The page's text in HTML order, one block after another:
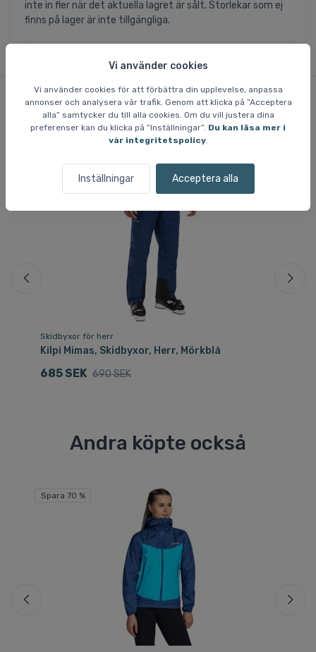
Vi använder cookies
Vi använder cookies för att förbättra din upplevelse, anpassa
annonser och analysera vår trafik. Genom att klicka på ”Acceptera
alla” samtycker du till alla cookies. Om du vill justera dina
preferenser kan du klicka på ”Inställningar”. Du kan läsa mer i
vår integritetspolicy.
Inställningar Acceptera alla
inte in fler när det aktuella lagret är sålt. Storlekar som ej
finns på lager är inte tillgängliga.
Liknande varor
Skidbyxor för herr
Kilpi Mimas, Skidbyxor, Herr, Mörkblå
685 SEK 690 SEK
Andra köpte också
Spara 70 %